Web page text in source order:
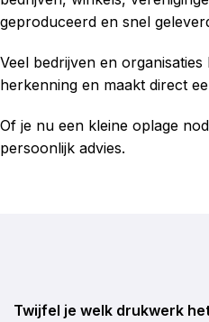
geproduceerd en snel
Veel bedrijven en
herkenning en maakt direct
Of je nu een kleine oplage
persoonlijk advies.
Twijfel je welk drukwerk